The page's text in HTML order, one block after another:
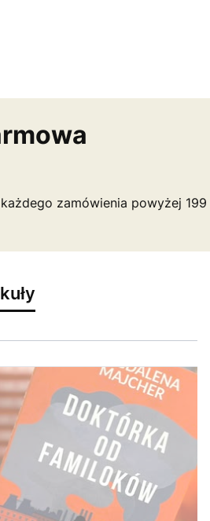
zamówienia powyżej 199